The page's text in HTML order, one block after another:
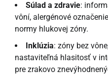
Súlad a zdravie:
vôní, alergénové
normy hlukovej zóny.
Inklúzia: zóny bez
nastaviteľná hlasitosť v
pre zrakovo